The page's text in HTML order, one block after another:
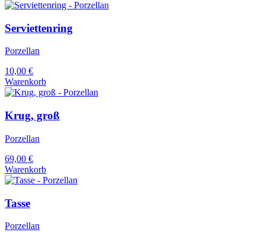
Serviettenring
Porzellan
10,00 €
Warenkorb
Krug, groß
Porzellan
69,00 €
Warenkorb
Tasse
Porzellan